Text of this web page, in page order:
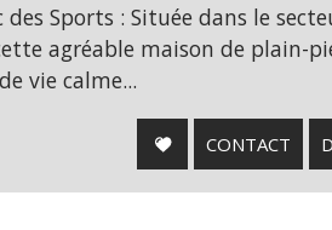
Sports : Située dans le
agréable maison de plain-
vie calme...
CONTACT